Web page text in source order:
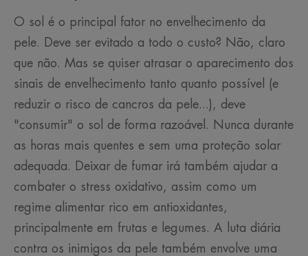
O sol é o principal fator no envelhecimento da
pele. Deve ser evitado a todo o custo? Não, claro
que não. Mas se quiser atrasar o aparecimento dos
sinais de envelhecimento tanto quanto possível (e
reduzir o risco de cancros da pele...), deve
"consumir" o sol de forma razoável. Nunca durante
as horas mais quentes e sem uma proteção solar
adequada. Deixar de fumar irá também ajudar a
combater o stress oxidativo, assim como um
regime alimentar rico em antioxidantes,
principalmente em frutas e legumes. A luta diária
contra os inimigos da pele também envolve uma